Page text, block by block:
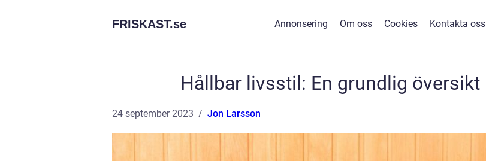
FRISKAST.se Annonsering Om oss Cookies Kontakta oss
Hållbar livsstil: En grundlig översikt
24 september 2023 Jon Larsson